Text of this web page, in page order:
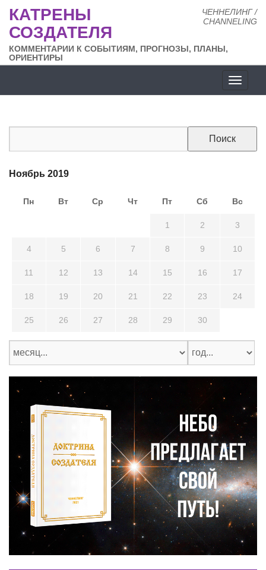
ЧЕННЕЛИНГ /
CHANNELING
КАТРЕНЫ
СОЗДАТЕЛЯ
КОММЕНТАРИИ К СОБЫТИЯМ, ПРОГНОЗЫ, ПЛАНЫ,
ОРИЕНТИРЫ
сайта
Ноябрь 2019
Пн Вт Ср Чт Пт Сб Вс
1 2 3
4 5 6 7 8 9 10
11 12 13 14 15 16 17
18 19 20 21 22 23 24
25 26 27 28 29 30